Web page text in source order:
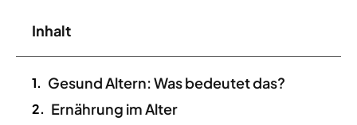
Inhalt
Gesund Altern: Was bedeutet das?
Ernährung im Alter